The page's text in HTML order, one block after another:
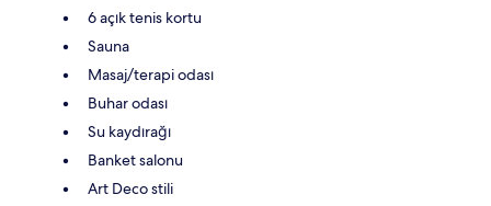
6 açık tenis kortu
Sauna
Masaj/terapi odası
Buhar odası
Su kaydırağı
Banket salonu
Art Deco stili